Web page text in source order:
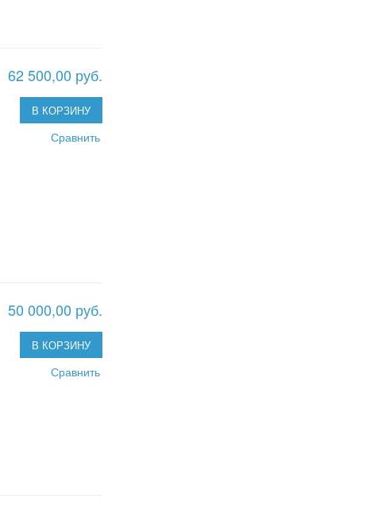
62 500,00 руб.
В КОРЗИНУ
Сравнить
50 000,00 руб.
В КОРЗИНУ
Сравнить